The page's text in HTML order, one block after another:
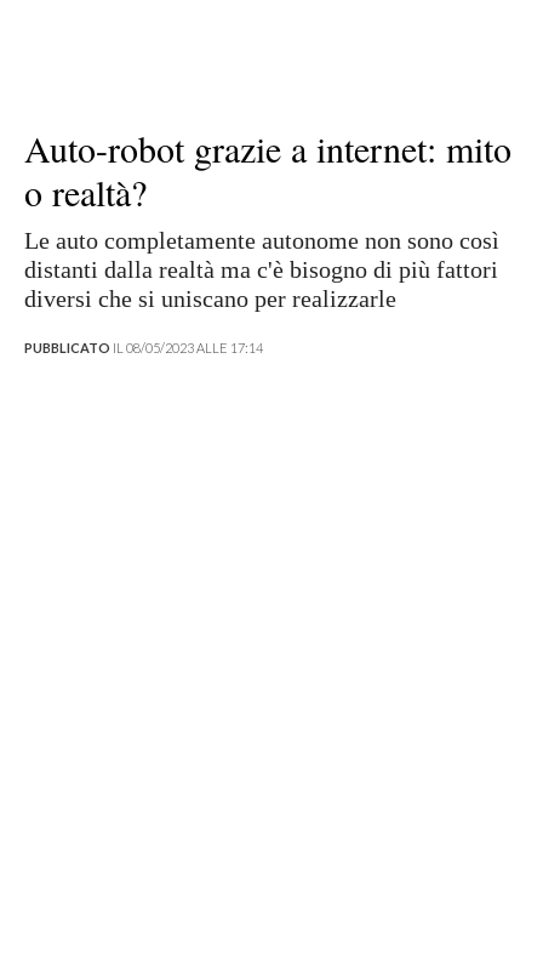
Auto-robot grazie a internet: mito
o realtà?
Le auto completamente autonome non sono così
distanti dalla realtà ma c'è bisogno di più fattori
diversi che si uniscano per realizzarle
PUBBLICATO IL 08/05/2023 ALLE 17:14